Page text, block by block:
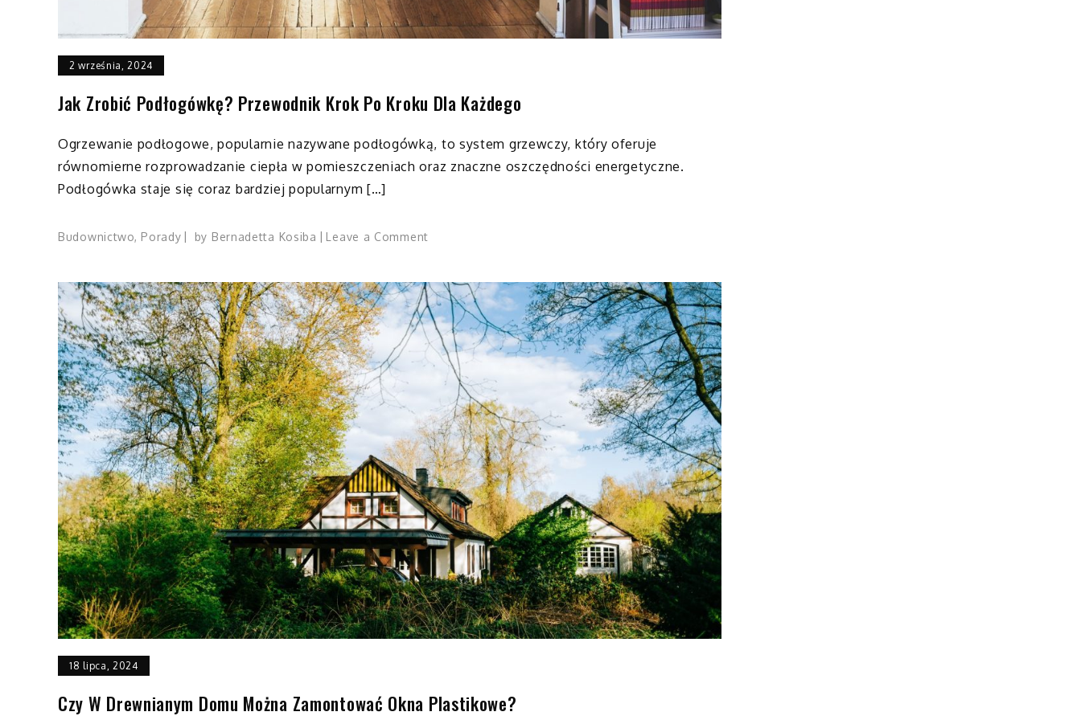
2 września, 2024
Jak Zrobić Podłogówkę? Przewodnik Krok Po Kroku Dla Każdego
Ogrzewanie podłogowe, popularnie nazywane podłogówką, to system grzewczy, który oferuje
równomierne rozprowadzanie ciepła w pomieszczeniach oraz znaczne oszczędności energetyczne.
Podłogówka staje się coraz bardziej popularnym […]
Budownictwo, Porady by Bernadetta Kosiba Leave a Commenton
podłogówkę?
Przewodnik
krok
po
kroku
każdego
18 lipca, 2024
Czy W Drewnianym Domu Można Zamontować Okna Plastikowe?